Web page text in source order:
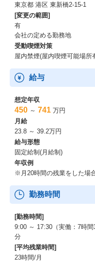
東京都 港区 東新橋2-15-1
[変更の範囲]
有
会社の定める勤務地
受動喫煙対策
屋内禁煙(屋内喫煙可能場所
給与
想定年収
450 ～ 741 万円
月給
23.8 ～ 39.2万円
給与形態
固定給制(月給制)
年収例
※月20時間の残業をした場
勤務時間
[勤務時間]
9:00 ～ 17:30（実働：7時
分
[平均残業時間]
23時間/月